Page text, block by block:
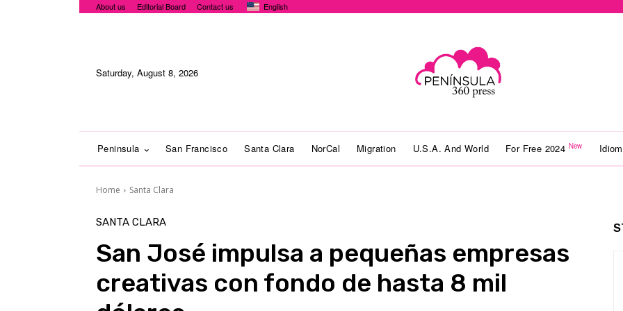
About us Editorial Board Contact us English
Saturday, August 8, 2026
Peninsula San Francisco Santa Clara NorCal Migration U.S.A. And World For Free 2024 New
Home Santa Clara
SANTA CLARA
San José impulsa a pequeñas empresas
creativas con fondo de hasta 8 mil